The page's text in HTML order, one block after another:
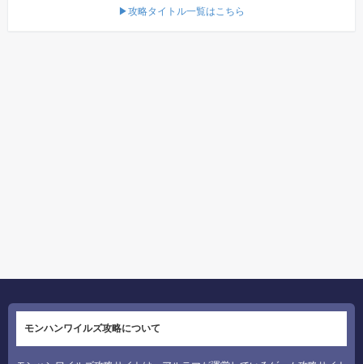
▶攻略タイトル一覧はこちら
モンハンワイルズ攻略について